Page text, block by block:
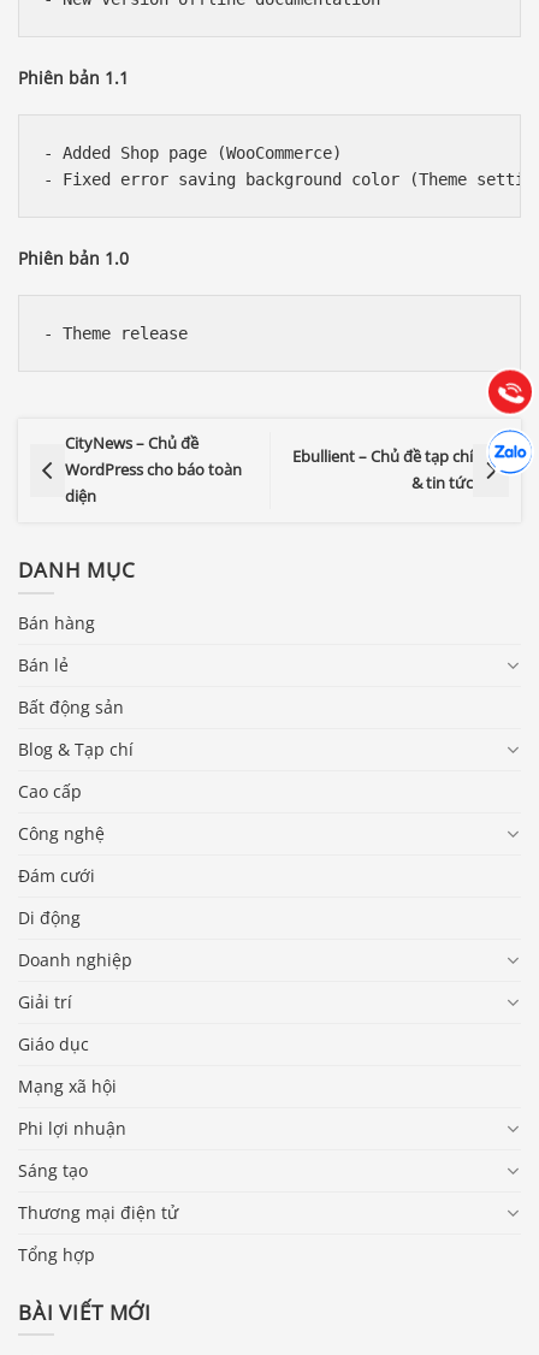
Phiên bản 1.1
- Added Shop page (WooCommerce)
Phiên bản 1.0
CityNews – Chủ đề
WordPress cho báo toàn
diện
Ebullient – Chủ đề tạp chí
& tin tức
DANH MỤC
Bán hàng
Bán lẻ
Bất động sản
Blog & Tạp chí
Cao cấp
Công nghệ
Đám cưới
Di động
Doanh nghiệp
Giải trí
Giáo dục
Mạng xã hội
Phi lợi nhuận
Sáng tạo
Thương mại điện tử
Tổng hợp
BÀI VIẾT MỚI
Gọi
(028) 22.166.144
Chát
Tư vấn